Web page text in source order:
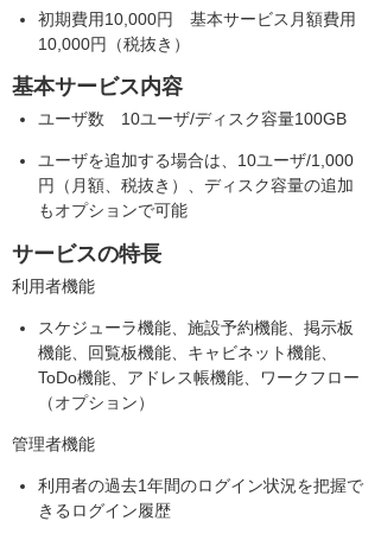
初期費用10,000円 基本サービス月額費用
10,000円（税抜き）
基本サービス内容
ユーザ数 10ユーザ/ディスク容量100GB
ユーザを追加する場合は、10ユーザ/1,000
円（月額、税抜き）、ディスク容量の追加
もオプションで可能
サービスの特長
利用者機能
スケジューラ機能、施設予約機能、掲示板
機能、回覧板機能、キャビネット機能、
ToDo機能、アドレス帳機能、ワークフロー
（オプション）
管理者機能
利用者の過去1年間のログイン状況を把握で
きるログイン履歴